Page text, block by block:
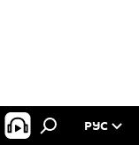
РУС